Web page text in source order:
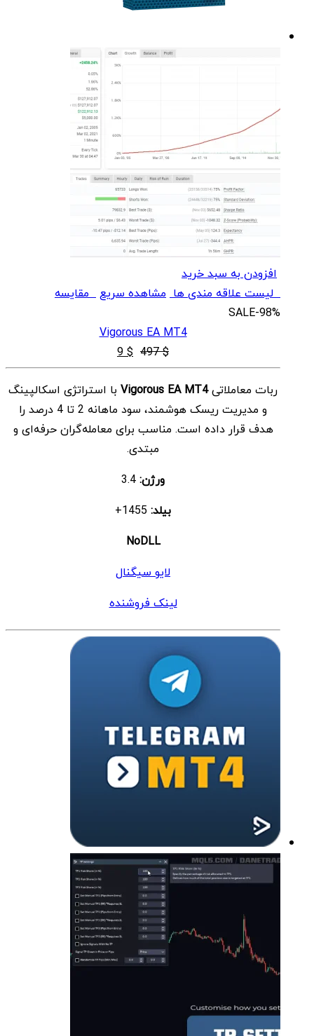
افزودن به سبد خرید
لیست علاقه مندی ها مشاهده سریعمقایسه
SALE-98%
Vigorous EA MT4
$
497
قیمت
اصلی
$ 497
بود.
$
9 قیمت
فعلی
$ 9
است.
ربات معاملاتیVigorous EA MT4 با استراتژی اسکالپینگ
و مدیریت ریسک هوشمند، سود ماهانه 2 تا 4 درصد را
هدف قرار داده است. مناسب برای معامله‌گران حرفه‌ای و
مبتدی.
ورژن:
بیلد:
NoDLL
لایو سیگنال
لینک فروشنده